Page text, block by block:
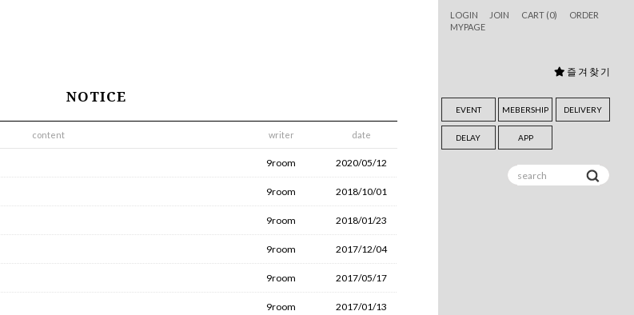
LOGIN JOIN CART (0)
ORDER
MYPAGE
즐 겨 찾 기
EVENT MEBERSHIP DELIVERY
DELAY APP
NOTICE
content writer date
9room 2020/05/12
9room 2018/10/01
9room 2018/01/23
9room 2017/12/04
9room 2017/05/17
9room 2017/01/13